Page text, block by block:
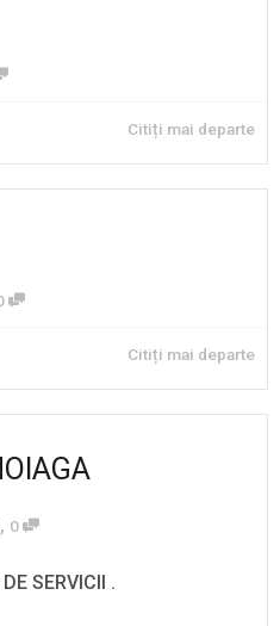
Citiți mai departe
Citiți mai departe
, 0
SERVICII .